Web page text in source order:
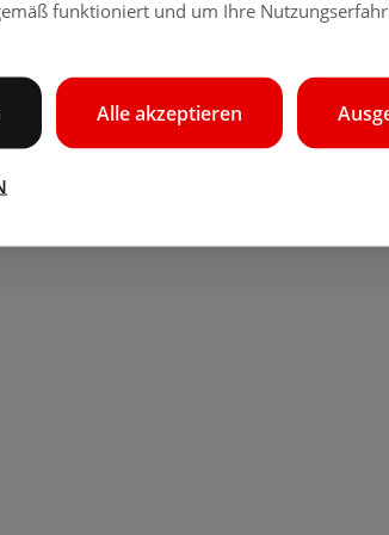
funktioniert und um Ihre
Alle akzeptieren